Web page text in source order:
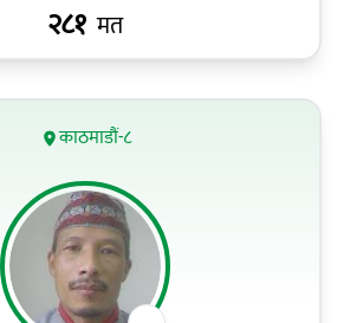
२८१ मत
काठमाडौं-८